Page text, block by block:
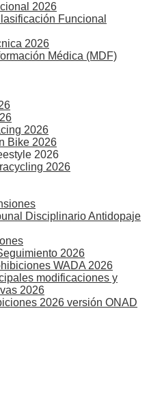
2026
Funcional
2026
Médica (MDF)
2026
Bike 2026
2026
2026
Disciplinario Antidopaje
2026
WADA 2026
modificaciones y
2026
2026 versión ONAD